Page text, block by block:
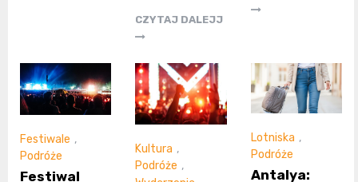
CZYTAJ DALEJJ
Festiwale ,
Podróże
Festiwal
Kultura ,
Podróże ,
Lotniska ,
Podróże
Antalya: